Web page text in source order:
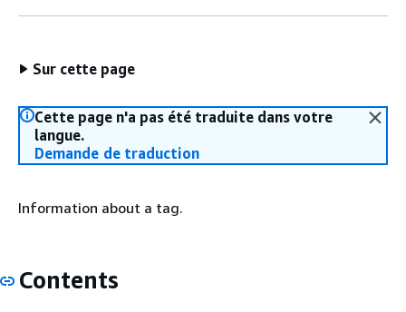
Sur cette page
Cette page n'a pas été traduite dans votre
langue.
Demande de traduction
Information about a tag.
Contents